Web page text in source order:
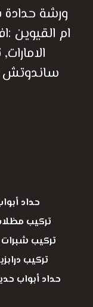
ورشة
ام القيوين
ساندوتش
حداد أبواب
تركيب مظلات
تركيب شبرات
تركيب درابزين